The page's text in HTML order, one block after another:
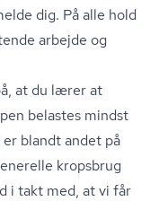
dig. På alle hold
arbejde og
at du lærer at
belastes mindst
blandt andet på
kropsbrug
i takt med, at vi får